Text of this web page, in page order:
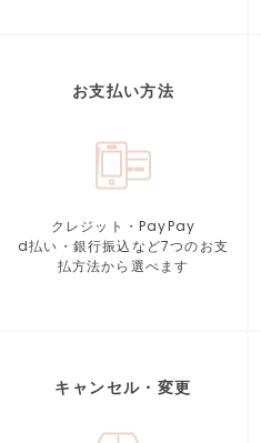
お支払い方法
クレジット・PayPay
d払い・銀行振込など7つのお支
払方法から選べます
キャンセル・変更